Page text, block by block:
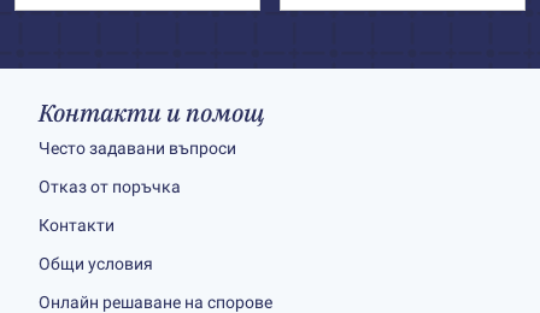
Контакти и помощ
Често задавани въпроси
Отказ от поръчка
Контакти
Общи условия
Онлайн решаване на спорове